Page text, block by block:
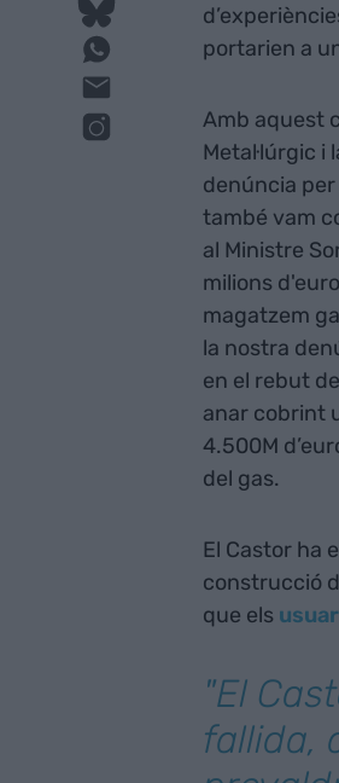
portarien a
Amb aquest
Metal·lúrgic
denúncia per
també vam
al Ministre
milions
magatzem
la nostra
en el rebut
anar cobrint
4.500M
del gas.
El Castor ha
construcció
que els
"El
fallida,